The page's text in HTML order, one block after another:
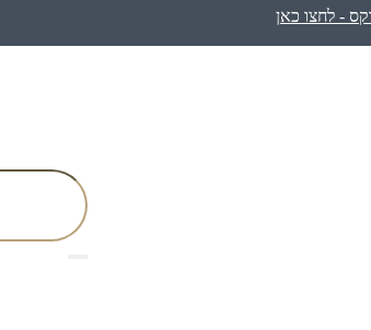
- לחצו כאן